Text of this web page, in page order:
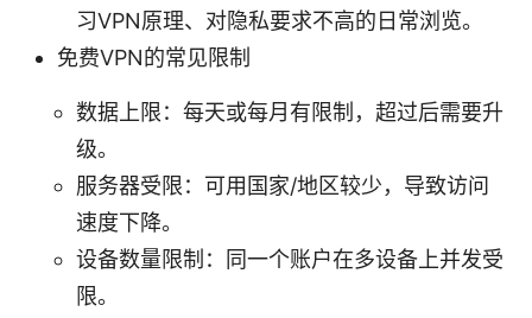
习VPN原理、对隐私要求不高的日常浏览。
免费VPN的常见限制
数据上限：每天或每月有限制，超过后需要升
级。
服务器受限：可用国家/地区较少，导致访问
速度下降。
设备数量限制：同一个账户在多设备上并发受
限。